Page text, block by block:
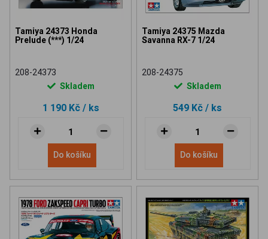
Tamiya 24373 Honda
Prelude (***) 1/24
208-24373
Skladem
1 190 Kč / ks
Do košíku
Tamiya 24375 Mazda
Savanna RX-7 1/24
208-24375
Skladem
549 Kč / ks
Do košíku